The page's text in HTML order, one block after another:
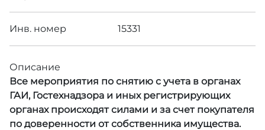
Инв. номер 15331
Описание
Все мероприятия по снятию с учета в органах
ГАИ, Гостехнадзора и иных регистрирующих
органах происходят силами и за счет покупателя
по доверенности от собственника имущества.